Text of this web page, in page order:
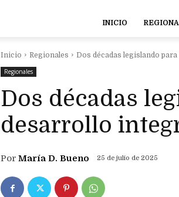
INICIO
Inicio Regionales
Dos décadas legislando
Regionales
Dos décadas
desarrollo
Por María D. Bueno 25 de julio de 2025